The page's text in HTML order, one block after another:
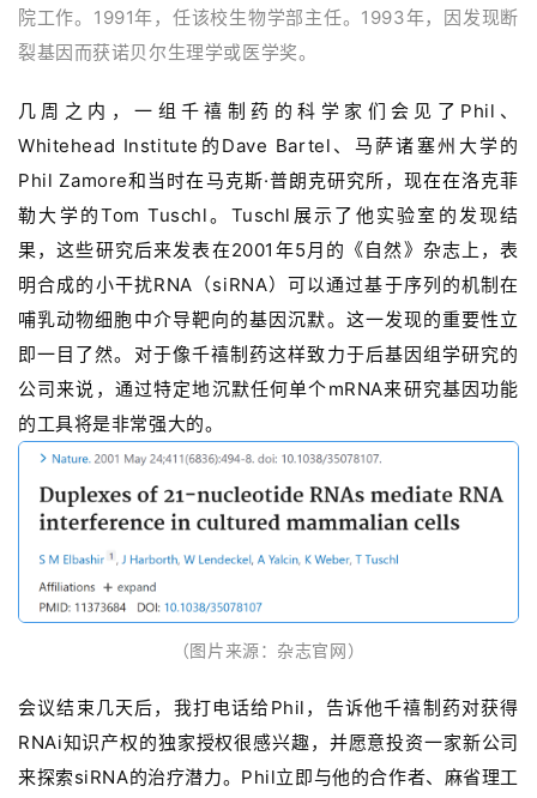
院工作。1991年，任该校生物学部主任。1993年，因发现断
裂基因而获诺贝尔生理学或医学奖。
几周之内，一组千禧制药的科学家们会见了Phil、
Whitehead Institute的Dave Bartel、马萨诸塞州大学的
Phil Zamore和当时在马克斯·普朗克研究所，现在在洛克菲
勒大学的Tom Tuschl。Tuschl展示了他实验室的发现结
果，这些研究后来发表在2001年5月的《自然》杂志上，表
明合成的小干扰RNA（siRNA）可以通过基于序列的机制在
哺乳动物细胞中介导靶向的基因沉默。这一发现的重要性立
即一目了然。对于像千禧制药这样致力于后基因组学研究的
公司来说，通过特定地沉默任何单个mRNA来研究基因功能
的工具将是非常强大的。
（图片来源：杂志官网）
会议结束几天后，我打电话给Phil，告诉他千禧制药对获得
RNAi知识产权的独家授权很感兴趣，并愿意投资一家新公司
来探索siRNA的治疗潜力。Phil立即与他的合作者、麻省理工